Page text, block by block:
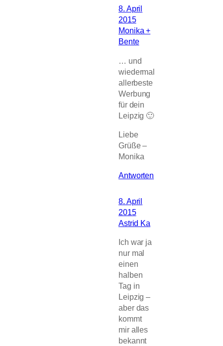
8. April
2015
Monika +
Bente
… und
wiedermal
allerbeste
Werbung
für dein
Leipzig 🙂
Liebe
Grüße –
Monika
Antworten
8. April
2015
Astrid Ka
Ich war ja
nur mal
einen
halben
Tag in
Leipzig –
aber das
kommt
mir alles
bekannt